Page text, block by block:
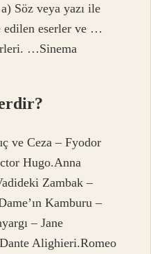
Söz veya yazı ile
edilen eserler ve …
…Sinema
ve Ceza – ​​Fyodor
Hugo.Anna
Zambak –
Kamburu –
– Jane
Alighieri.Romeo